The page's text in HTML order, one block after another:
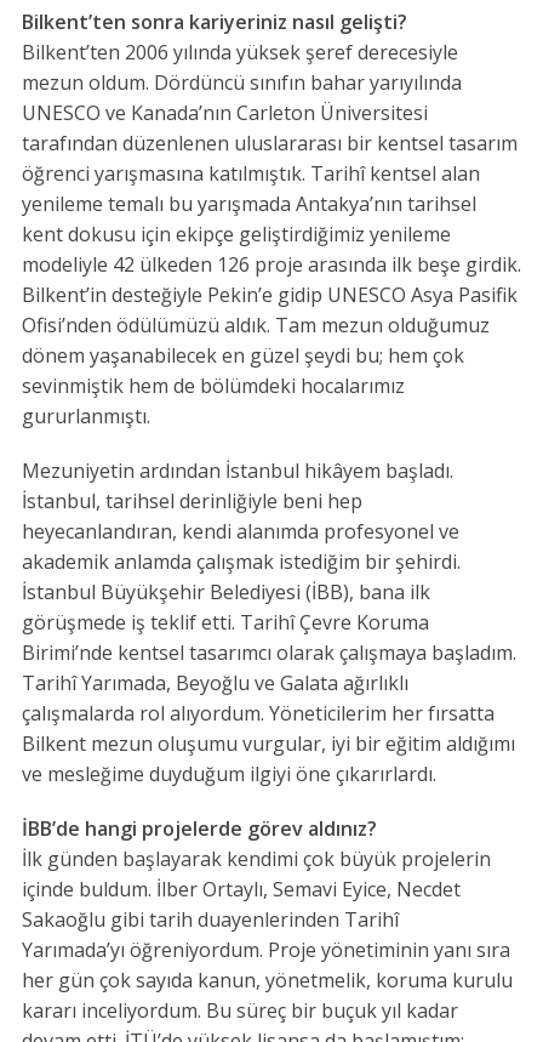
Bilkent’ten sonra kariyeriniz nasıl gelişti?
Bilkent’ten 2006 yılında yüksek şeref derecesiyle
mezun oldum. Dördüncü sınıfın bahar yarıyılında
UNESCO ve Kanada’nın Carleton Üniversitesi
tarafından düzenlenen uluslararası bir kentsel tasarım
öğrenci yarışmasına katılmıştık. Tarihî kentsel alan
yenileme temalı bu yarışmada Antakya’nın tarihsel
kent dokusu için ekipçe geliştirdiğimiz yenileme
modeliyle 42 ülkeden 126 proje arasında ilk beşe girdik.
Bilkent’in desteğiyle Pekin’e gidip UNESCO Asya Pasifik
Ofisi’nden ödülümüzü aldık. Tam mezun olduğumuz
dönem yaşanabilecek en güzel şeydi bu; hem çok
sevinmiştik hem de bölümdeki hocalarımız
gururlanmıştı.
Mezuniyetin ardından İstanbul hikâyem başladı.
İstanbul, tarihsel derinliğiyle beni hep
heyecanlandıran, kendi alanımda profesyonel ve
akademik anlamda çalışmak istediğim bir şehirdi.
İstanbul Büyükşehir Belediyesi (İBB), bana ilk
görüşmede iş teklif etti. Tarihî Çevre Koruma
Birimi’nde kentsel tasarımcı olarak çalışmaya başladım.
Tarihî Yarımada, Beyoğlu ve Galata ağırlıklı
çalışmalarda rol alıyordum. Yöneticilerim her fırsatta
Bilkent mezun oluşumu vurgular, iyi bir eğitim aldığımı
ve mesleğime duyduğum ilgiyi öne çıkarırlardı.
İBB’de hangi projelerde görev aldınız?
İlk günden başlayarak kendimi çok büyük projelerin
içinde buldum. İlber Ortaylı, Semavi Eyice, Necdet
Sakaoğlu gibi tarih duayenlerinden Tarihî
Yarımada’yı öğreniyordum. Proje yönetiminin yanı sıra
her gün çok sayıda kanun, yönetmelik, koruma kurulu
kararı inceliyordum. Bu süreç bir buçuk yıl kadar